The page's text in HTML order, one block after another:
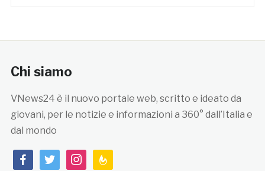
Chi siamo
VNews24 è il nuovo portale web, scritto e ideato da
giovani, per le notizie e informazioni a 360° dall’Italia e
dal mondo
facebooktwitterinstagramfeedburner